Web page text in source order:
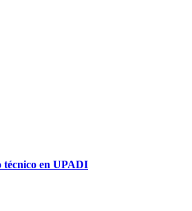
técnico en UPADI